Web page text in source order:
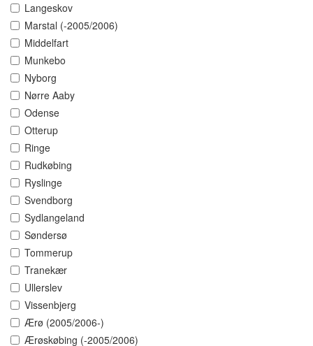
Langeskov
Marstal (-2005/2006)
Middelfart
Munkebo
Nyborg
Nørre Aaby
Odense
Otterup
Ringe
Rudkøbing
Ryslinge
Svendborg
Sydlangeland
Søndersø
Tommerup
Tranekær
Ullerslev
Vissenbjerg
Ærø (2005/2006-)
Ærøskøbing (-2005/2006)